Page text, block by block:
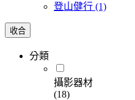
登山健行 (1)
收合
分類
攝影器材
(18)